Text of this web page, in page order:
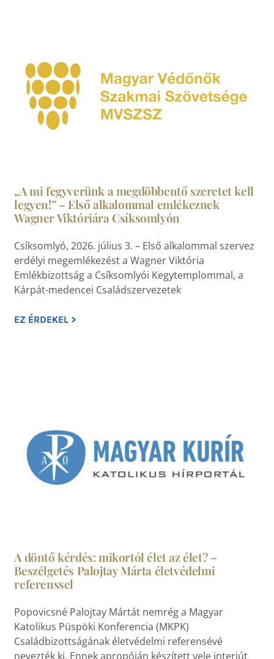
„A mi fegyverünk a megdöbbentő szeretet kell
legyen!” – Első alkalommal emlékeznek
Wagner Viktóriára Csíksomlyón
Csíksomlyó, 2026. július 3. – Első alkalommal szervez
erdélyi megemlékezést a Wagner Viktória
Emlékbizottság a Csíksomlyói Kegytemplommal, a
Kárpát-medencei Családszervezetek
EZ ÉRDEKEL >
A döntő kérdés: mikortól élet az élet? –
Beszélgetés Palojtay Márta életvédelmi
referenssel
Popovicsné Palojtay Mártát nemrég a Magyar
Katolikus Püspöki Konferencia (MKPK)
Családbizottságának életvédelmi referensévé
nevezték ki. Ennek apropóján készített vele interjút